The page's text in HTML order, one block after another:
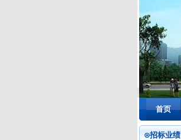
首页
⊙招标业绩